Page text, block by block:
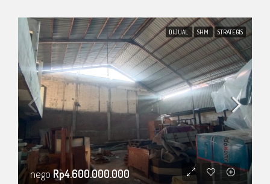
DIJUAL SHM STRATEGIS
negoRp4.600.000.000